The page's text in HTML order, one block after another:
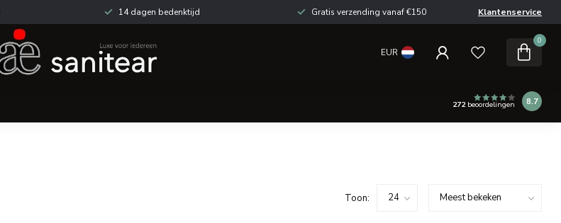
14 dagen bedenktijd Gratis verzending vanaf €150 Klantenservice
EUR
0
272beoordelingen 8.7
Toon: